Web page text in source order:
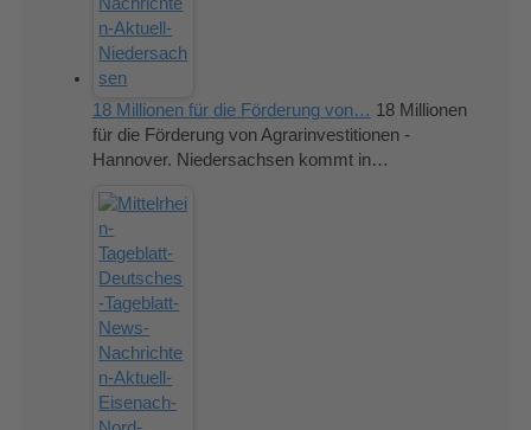
18 Millionen für die Förderung von… 18 Millionen
für die Förderung von Agrarinvestitionen -
Hannover. Niedersachsen kommt in…